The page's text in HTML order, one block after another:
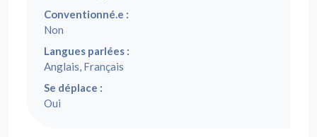
Conventionné.e :
Non
Langues parlées :
Anglais, Français
Se déplace :
Oui